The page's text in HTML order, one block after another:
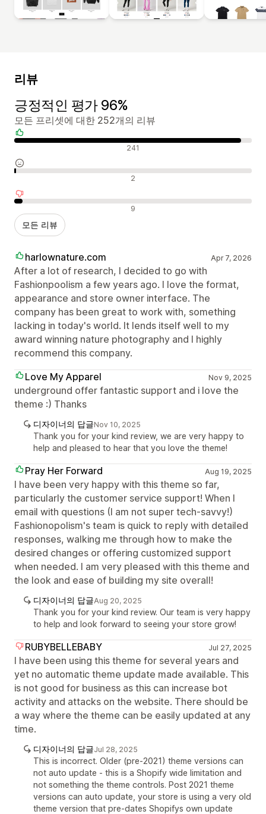
리뷰
긍정적인 평가 96%
모든 프리셋에 대한 252개의 리뷰
긍정적인 리뷰 241
중립적인 리뷰 2
부정적인 리뷰 9
모든 리뷰
harlownature.com Apr 7, 2026
After a lot of research, I decided to go with
Fashionpoolism a few years ago. I love the format,
appearance and store owner interface. The
company has been great to work with, something
lacking in today's world. It lends itself well to my
award winning nature photography and I highly
recommend this company.
Love My Apparel
Nov 9, 2025
underground offer fantastic support and i love the
theme :) Thanks
디자이너의 답글Nov 10, 2025
Thank you for your kind review, we are very happy to
help and pleased to hear that you love the theme!
Pray Her Forward Aug 19, 2025
I have been very happy with this theme so far,
particularly the customer service support! When I
email with questions (I am not super tech-savvy!)
Fashionopolism's team is quick to reply with detailed
responses, walking me through how to make the
desired changes or offering customized support
when needed. I am very pleased with this theme and
the look and ease of building my site overall!
디자이너의 답글Aug 20, 2025
Thank you for your kind review. Our team is very happy
to help and look forward to seeing your store grow!
RUBYBELLEBABY Jul 27, 2025
I have been using this theme for several years and
yet no automatic theme update made available. This
is not good for business as this can increase bot
activity and attacks on the website. There should be
a way where the theme can be easily updated at any
time.
디자이너의 답글Jul 28, 2025
This is incorrect. Older (pre-2021) theme versions can
not auto update - this is a Shopify wide limitation and
not something the theme controls. Post 2021 theme
versions can auto update, your store is using a very old
theme version that pre-dates Shopifys own update